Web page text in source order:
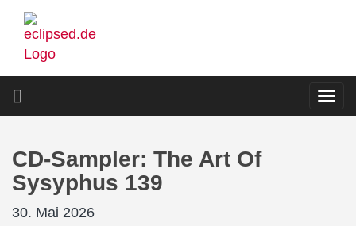
Direkt
zum
Inhalt
CD-Sampler: The Art Of
Sysyphus 139
30. Mai 2026